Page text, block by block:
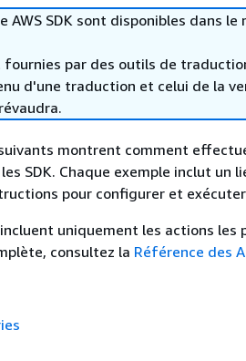
AWS SDK sont disponibles dans
par des outils de
d'une traduction et celui de la
montrent comment
SDK. Chaque exemple inclut un
pour configurer et
uniquement les actions les
consultez la Référence des